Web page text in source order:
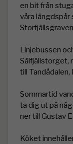
en bit från
våra längdspår
Linjebussen
Sälfjällstorget,
till
Sommartid
ta dig ut på
ner till Gustav
Köket